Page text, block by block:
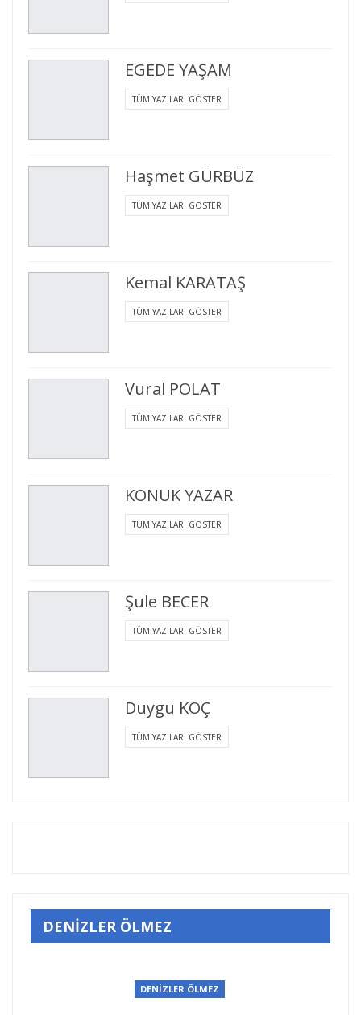
EGEDE YAŞAM
TÜM YAZILARI GÖSTER
Haşmet GÜRBÜZ
TÜM YAZILARI GÖSTER
Kemal KARATAŞ
TÜM YAZILARI GÖSTER
Vural POLAT
TÜM YAZILARI GÖSTER
KONUK YAZAR
TÜM YAZILARI GÖSTER
Şule BECER
TÜM YAZILARI GÖSTER
Duygu KOÇ
TÜM YAZILARI GÖSTER
DENİZLER ÖLMEZ
DENİZLER ÖLMEZ